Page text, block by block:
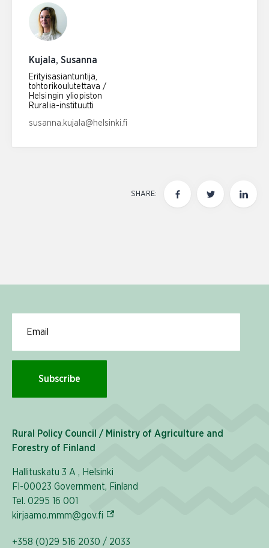
Kujala, Susanna
Erityisasiantuntija,
tohtorikoulutettava /
Helsingin yliopiston
Ruralia-instituutti
Email address:
susanna.kujala@helsinki.fi
SHARE:
Subscribe
Rural Policy Council / Ministry of Agriculture and
Forestry of Finland
Hallituskatu 3 A , Helsinki
FI-00023 Government, Finland
Tel. 0295 16 001
kirjaamo.mmm@gov.fi (External link)
+358 (0)29 516 2030 / 2033